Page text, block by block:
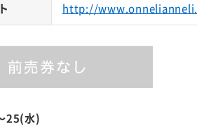
http://
25(水)